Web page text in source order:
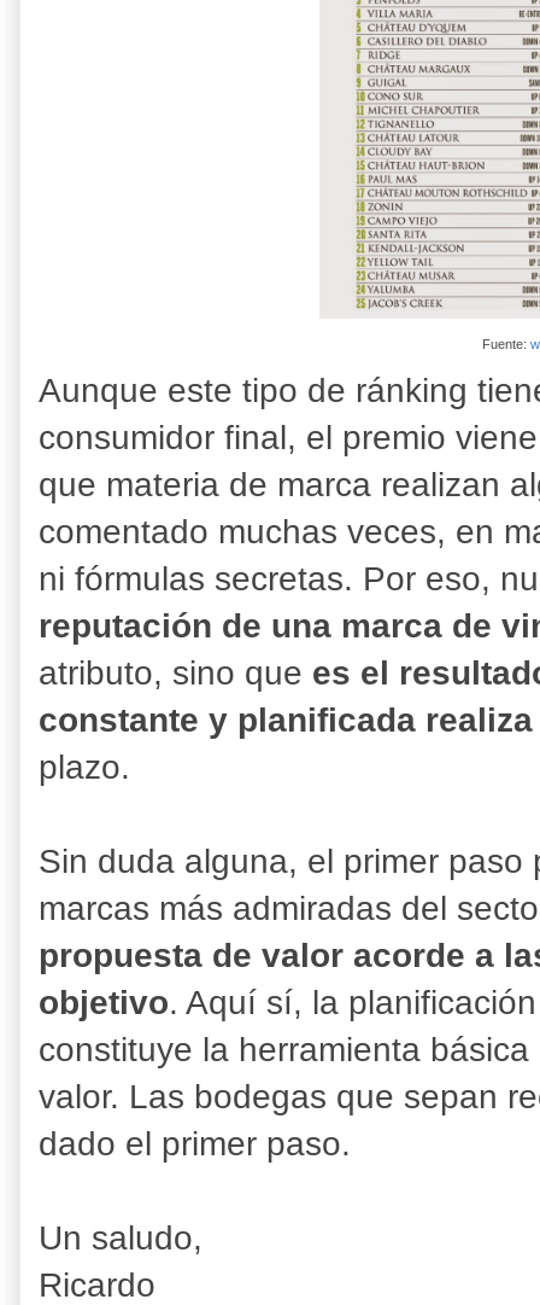
Fuente:
Aunque este tipo de ránking
consumidor final, el premio
que materia de marca realizan
comentado muchas veces, en
ni fórmulas secretas. Por eso,
reputación de una marca de
atributo, sino que es el
constante y planificada
plazo.
Sin duda alguna, el primer
marcas más admiradas del
propuesta de valor acorde a
objetivo. Aquí sí, la
constituye la herramienta
valor. Las bodegas que sepan
dado el primer paso.
Un saludo,
Ricardo